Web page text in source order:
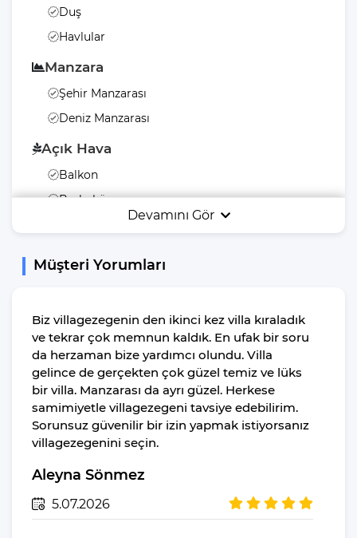
Duş
Havlular
Manzara
Şehir Manzarası
Deniz Manzarası
Açık Hava
Balkon
Barbekü
Yemek Masası
Bahçe Veya Arka
Bahçe
Güneş Şemsiyesi
Salıncak
Yiyecek & İçecek
İstediğiniz Zaman
Özgürlüğü
Mikrodalga Fırın
Devamını Gör
Müşteri Yorumları
Biz villagezegenin den ikinci kez villa kıraladık
ve tekrar çok memnun kaldık. En ufak bir soru
da herzaman bize yardımcı olundu. Villa
gelince de gerçekten çok güzel temiz ve lüks
bir villa. Manzarası da ayrı güzel. Herkese
samimiyetle villagezegeni tavsiye edebilirim.
Sorunsuz güvenilir bir izin yapmak istiyorsanız
villagezegenini seçin.
Aleyna Sönmez
5.07.2026